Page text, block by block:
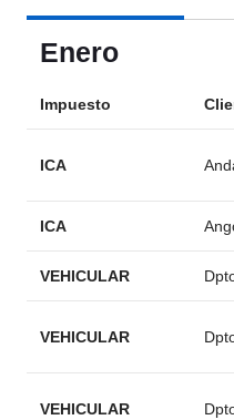
Enero
Impuesto
ICA
ICA
VEHICULAR
VEHICULAR
VEHICULAR